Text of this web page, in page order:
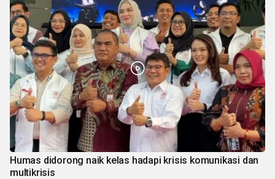
Humas didorong naik kelas hadapi krisis komunikasi dan
multikrisis